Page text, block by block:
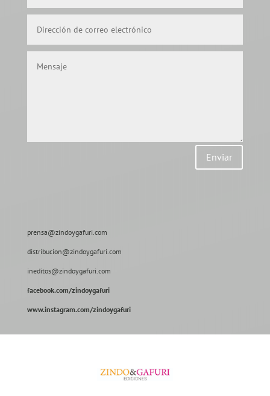
Enviar
prensa@zindoygafuri.com
distribucion@zindoygafuri.com
ineditos@zindoygafuri.com
facebook.com/zindoygafuri
www.instagram.com/zindoygafuri